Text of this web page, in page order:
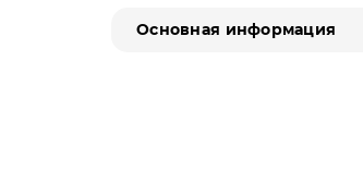
Основная информация